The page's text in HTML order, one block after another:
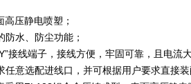
压静电喷塑；
水、防尘功能；
接线端子，接线方便，牢固可靠，且电流
意选配进线口，并可根据用户要求直接